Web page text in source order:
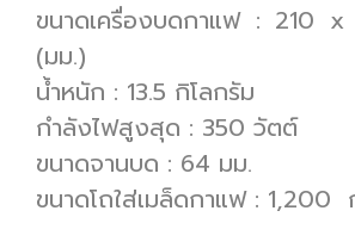
ขนาดเครื่องบดกาแฟ : 210
(มม.)
น้ำหนัก : 13.5 กิโลกรัม
กำลังไฟสูงสุด : 350 วัตต์
ขนาดจานบด : 64 มม.
ขนาดโถใส่เมล็ดกาแฟ : 1,200